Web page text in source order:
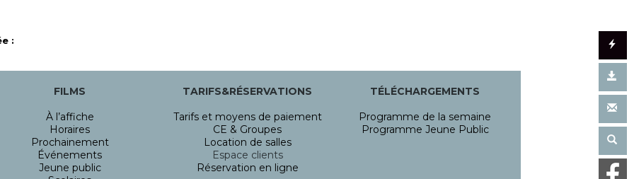
:
FILMS
À l’affiche
Horaires
Prochainement
Événements
Jeune public
TARIFS&RÉSERVATIONS
Tarifs et moyens de paiement
CE & Groupes
Location de salles
Espace clients
Réservation en ligne
TÉLÉCHARGEMENTS
Programme de la semaine
Programme Jeune Public